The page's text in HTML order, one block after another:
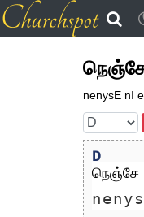
nenysE nI
D
நெஞ்சே